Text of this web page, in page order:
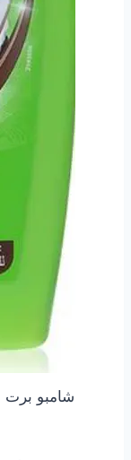
شامبو برت